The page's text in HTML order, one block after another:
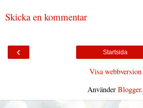
Skicka en kommentar
‹ Startsida
Visa webbversion
Använder Blogger.